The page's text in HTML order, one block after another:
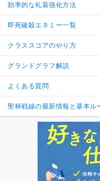
効率的な礼装強化方法
即死確殺エネミー一覧
クラススコアのやり方
グランドグラフ解説
よくある質問
聖杯戦線の最新情報と基本ル